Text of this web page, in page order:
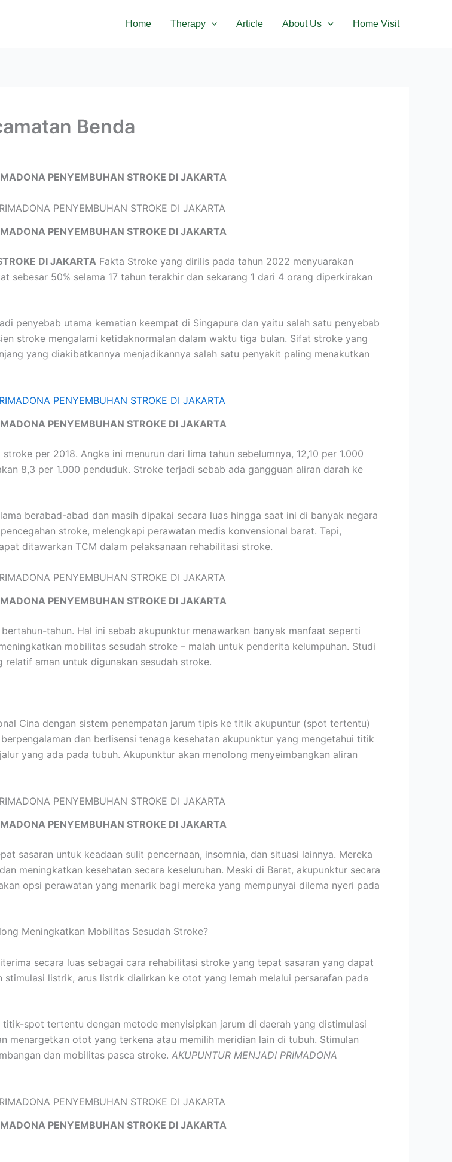
Home Therapy Article About Us Home Visit
Benda
PENYEMBUHAN STROKE DI JAKARTA
PENYEMBUHAN STROKE DI JAKARTA
DI JAKARTA Fakta Stroke yang dirilis pada tahun 2022 menyuarakan
sebesar 50% selama 17 tahun terakhir dan sekarang 1 dari 4 orang diperkirakan
penyebab utama kematian keempat di Singapura dan yaitu salah satu penyebab
stroke mengalami ketidaknormalan dalam waktu tiga bulan. Sifat stroke yang
yang diakibatkannya menjadikannya salah satu penyakit paling menakutkan
PENYEMBUHAN STROKE DI JAKARTA
per 2018. Angka ini menurun dari lima tahun sebelumnya, 12,10 per 1.000
8,3 per 1.000 penduduk. Stroke terjadi sebab ada gangguan aliran darah ke
berabad-abad dan masih dipakai secara luas hingga saat ini di banyak negara
stroke, melengkapi perawatan medis konvensional barat. Tapi,
ditawarkan TCM dalam pelaksanaan rehabilitasi stroke.
PENYEMBUHAN STROKE DI JAKARTA
tahun. Hal ini sebab akupunktur menawarkan banyak manfaat seperti
mobilitas sesudah stroke – malah untuk penderita kelumpuhan. Studi
aman untuk digunakan sesudah stroke.
Cina dengan sistem penempatan jarum tipis ke titik akupuntur (spot tertentu)
dan berlisensi tenaga kesehatan akupunktur yang mengetahui titik
yang ada pada tubuh. Akupunktur akan menolong menyeimbangkan aliran
PENYEMBUHAN STROKE DI JAKARTA
sasaran untuk keadaan sulit pencernaan, insomnia, dan situasi lainnya. Mereka
meningkatkan kesehatan secara keseluruhan. Meski di Barat, akupunktur secara
opsi perawatan yang menarik bagi mereka yang mempunyai dilema nyeri pada
Meningkatkan Mobilitas Sesudah Stroke?
secara luas sebagai cara rehabilitasi stroke yang tepat sasaran yang dapat
stimulasi listrik, arus listrik dialirkan ke otot yang lemah melalui persarafan pada
spot tertentu dengan metode menyisipkan jarum di daerah yang distimulasi
menargetkan otot yang terkena atau memilih meridian lain di tubuh. Stimulan
dan mobilitas pasca stroke. AKUPUNTUR MENJADI PRIMADONA
PENYEMBUHAN STROKE DI JAKARTA